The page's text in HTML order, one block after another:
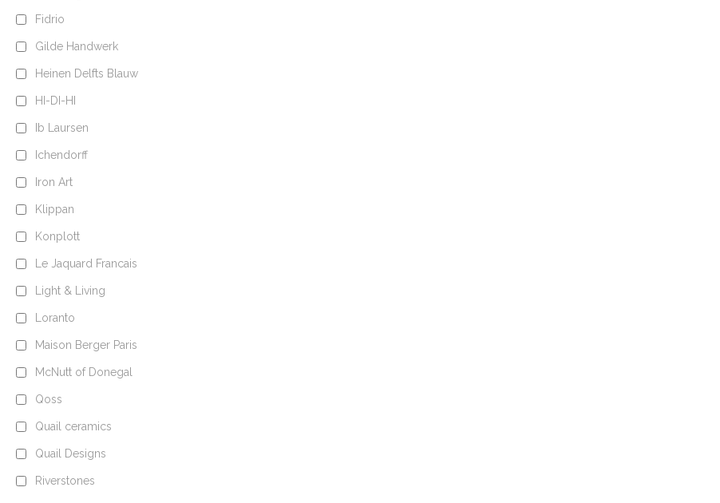
Fidrio
Gilde Handwerk
Heinen Delfts Blauw
HI-DI-HI
Ib Laursen
Ichendorff
Iron Art
Klippan
Konplott
Le Jaquard Francais
Light & Living
Loranto
Maison Berger Paris
McNutt of Donegal
Qoss
Quail ceramics
Quail Designs
Riverstones